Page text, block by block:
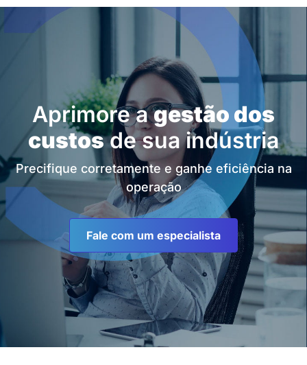
Aprimore agestão dos
custosde sua indústria
Precifique corretamente e ganhe eficiência na
operação
Fale com um especialista